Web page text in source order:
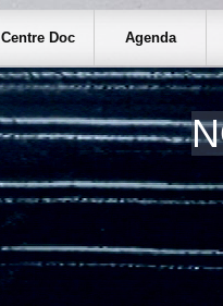
Centre Doc Agenda